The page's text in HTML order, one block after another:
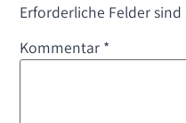
Erforderliche Felder
Kommentar *